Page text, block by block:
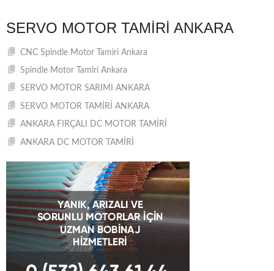
SERVO MOTOR TAMIRI ANKARA
CNC Spindle Motor Tamiri Ankara
Spindle Motor Tamiri Ankara
SERVO MOTOR SARIMI ANKARA
SERVO MOTOR TAMİRİ ANKARA
ANKARA FIRÇALI DC MOTOR TAMİRİ
ANKARA DC MOTOR TAMİRİ